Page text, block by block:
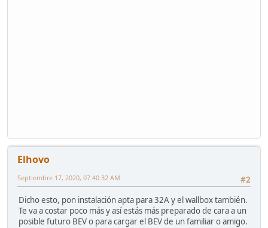
Elhovo
#2
Septiembre 17, 2020, 07:40:32 AM
Dicho esto, pon instalación apta para 32A y el wallbox también.
Te va a costar poco más y así estás más preparado de cara a un
posible futuro BEV o para cargar el BEV de un familiar o amigo.